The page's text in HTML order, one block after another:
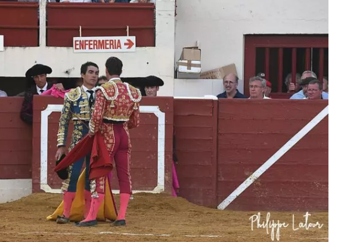
PHOTOS TAURINES 2026
Istres, l’ouverture en
photos
19/06/2026 Tertulias
ACTUALITÉS TAURINES
Bayonne, la corrida
des fêtes en photos
Tertulias